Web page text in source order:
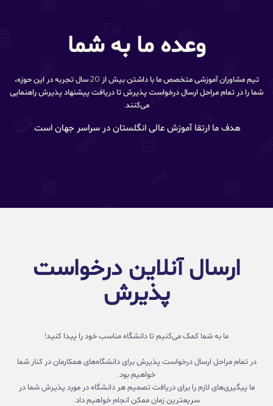
وعده ما به شما
تیم مشاوران آموزشی متخصص ما با داشتن بیش از 20 سال تجربه در این حوزه،
شما را در تمام مراحل ارسال درخواست پذیرش تا دریافت پیشنهاد پذیرش راهنمایی
می‌کنند.
هدف ما ارتقا آموزش عالی انگلستان در سراسر جهان است.
ارسال آنلاین درخواست
پذیرش
ما به شما کمک می‌کنیم تا دانشگاه مناسب خود را پیدا کنید!
در تمام مراحل ارسال درخواست پذیرش برای دانشگاه‌های همکارمان در کنار شما
خواهیم بود.
ما پیگیری‌های لازم را برای دریافت تصمیم هر دانشگاه در مورد پذیرش شما در
سریعترین زمان ممکن انجام خواهیم داد.